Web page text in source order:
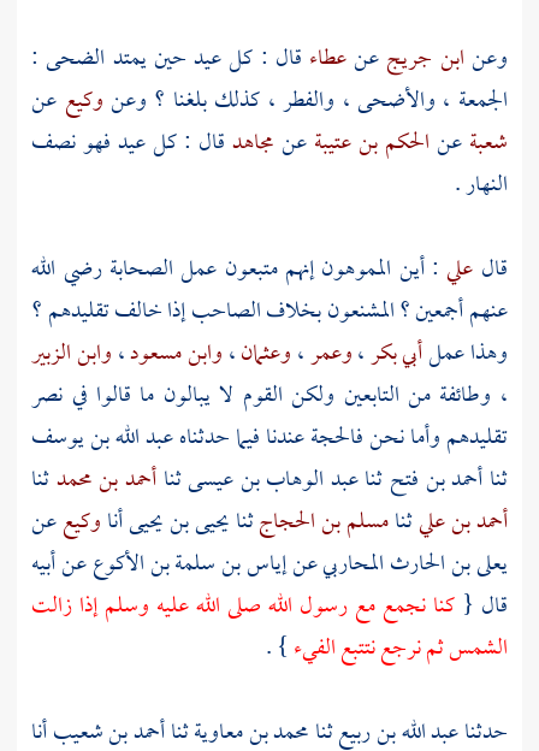
وعنابن جريجعنعطاء قال : كل عيد حين يمتد الضحى :
الجمعة ، والأضحى ، والفطر ، كذلك بلغنا ؟ وعنوكيع عن
شعبةعنالحكم بن عتيبةعنمجاهدقال : كل عيد فهو نصف
النهار .
قال علي : أين المموهون إنهم متبعون عمل الصحابة رضي الله
عنهم أجمعين ؟ المشنعون بخلاف الصاحب إذا خالف تقليدهم ؟
وهذا عملأبي بكر،وعمر،وعثمان،وابن مسعود،وابن الزبير
، وطائفة من التابعين ولكن القوم لا يبالون ما قالوا في نصر
تقليدهم وأما نحن فالحجة عندنا فيما حدثناهعبد الله بن يوسف
ثناأحمد بن فتحثناعبد الوهاب بن عيسىثناأحمد بن محمدثنا
أحمد بن عليثنامسلم بن الحجاجثنايحيى بن يحيىأناوكيععن
يعلى بن الحارث المحاربيعنإياس بن سلمة بن الأكوععن أبيه
قال {كنا نجمع مع رسول الله صلى الله عليه وسلم إذا زالت
الشمس ثم نرجع نتتبع الفيء} .
حدثناعبد الله بن ربيعثنامحمد بن معاويةثناأحمد بن شعيبأنا